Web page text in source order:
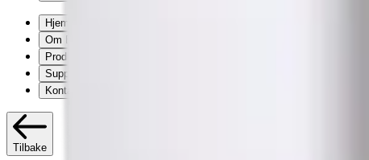
Hjem
Om Exmed
Produkter
Support
Kontakt
Tilbake